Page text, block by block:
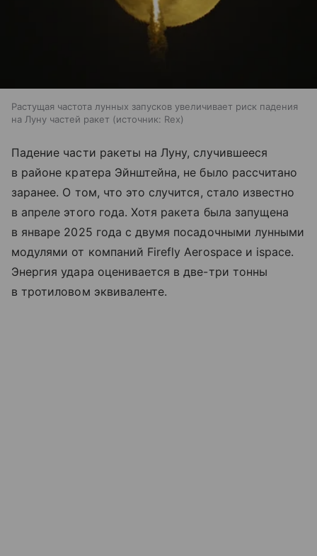
Растущая частота лунных запусков увеличивает риск падения
на Луну частей ракет
источник: Rex
Падение части ракеты на Луну, случившееся
в районе кратера Эйнштейна, не было рассчитано
заранее. О том, что это случится, стало известно
в апреле этого года. Хотя ракета была запущена
в январе 2025 года с двумя посадочными лунными
модулями от компаний Firefly Aerospace и ispace.
Энергия удара оценивается в две-три тонны
в тротиловом эквиваленте.